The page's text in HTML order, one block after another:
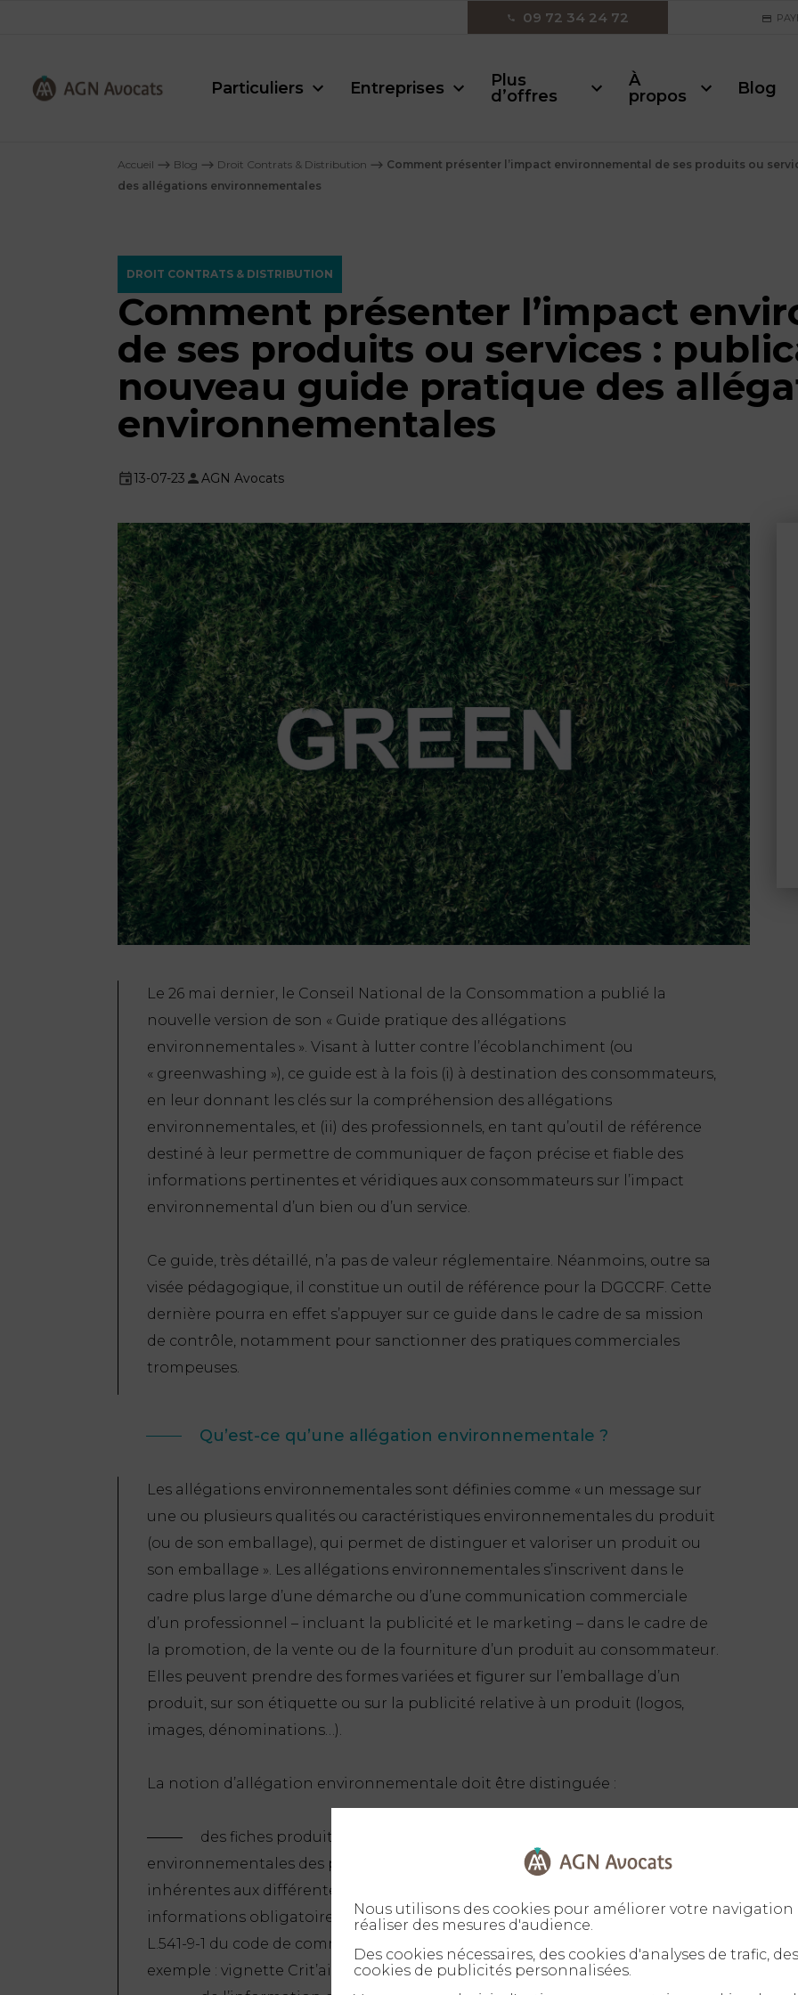
09 72 34 24 72
Particuliers Entreprises
Plus
d’offres
À
propos
Blog
Accueil ⟶ Blog ⟶ Droit Contrats & Distribution ⟶ Comment présenter l’impact environnemental de ses produits ou
des allégations environnementales
DROIT CONTRATS & DISTRIBUTION
Comment présenter l’impact
de ses produits ou services :
nouveau guide pratique des
environnementales
13-07-23 AGN Avocats
Le 26 mai dernier, le Conseil National de la Consommation a publié la
nouvelle version de son « Guide pratique des allégations
environnementales ». Visant à lutter contre l’écoblanchiment (ou
« greenwashing »), ce guide est à la fois (i) à destination des consommateurs,
en leur donnant les clés sur la compréhension des allégations
environnementales, et (ii) des professionnels, en tant qu’outil de référence
destiné à leur permettre de communiquer de façon précise et fiable des
informations pertinentes et véridiques aux consommateurs sur l’impact
environnemental d’un bien ou d’un service.
Ce guide, très détaillé, n’a pas de valeur réglementaire. Néanmoins, outre sa
visée pédagogique, il constitue un outil de référence pour la DGCCRF. Cette
dernière pourra en effet s’appuyer sur ce guide dans le cadre de sa mission
de contrôle, notamment pour sanctionner des pratiques commerciales
trompeuses.
Qu’est-ce qu’une allégation environnementale ?
Les allégations environnementales sont définies comme « un message sur
une ou plusieurs qualités ou caractéristiques environnementales du produit
(ou de son emballage), qui permet de distinguer et valoriser un produit ou
son emballage ». Les allégations environnementales s’inscrivent dans le
cadre plus large d’une démarche ou d’une communication commerciale
d’un professionnel – incluant la publicité et le marketing – dans le cadre de
la promotion, de la vente ou de la fourniture d’un produit au consommateur.
Elles peuvent prendre des formes variées et figurer sur l’emballage d’un
produit, sur son étiquette ou sur la publicité relative à un produit (logos,
images, dénominations…).
La notion d’allégation environnementale doit être distinguée :
des fiches produits portant sur les qualités et caractéristiques
environnementales des produits, portant sur les qualités et caractéristiques
inhérentes aux différentes étapes de vie du produit, notamment les
informations obligatoires pour les produits générateurs de déchets (article
L.541-9-1 du code de commerce) ou les dispositifs d’étiquetage obligatoire (
exemple : vignette Crit’air)
Nous utilisons des cookies pour améliorer votre navigation
réaliser des mesures d'audience.
Des cookies nécessaires, des cookies d'analyses de trafic, des
cookies de publicités personnalisées.